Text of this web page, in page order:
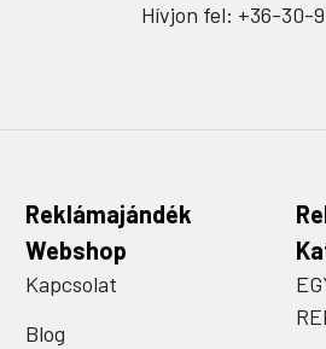
Hívjon fel: +36-30-
Reklámajándék
Webshop
Kapcsolat
Blog